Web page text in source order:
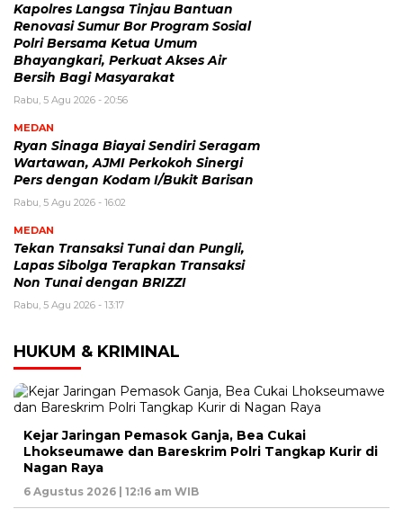
Kapolres Langsa Tinjau Bantuan
Renovasi Sumur Bor Program Sosial
Polri Bersama Ketua Umum
Bhayangkari, Perkuat Akses Air
Bersih Bagi Masyarakat
Rabu, 5 Agu 2026 - 20:56
MEDAN
Ryan Sinaga Biayai Sendiri Seragam
Wartawan, AJMI Perkokoh Sinergi
Pers dengan Kodam I/Bukit Barisan
Rabu, 5 Agu 2026 - 16:02
MEDAN
Tekan Transaksi Tunai dan Pungli,
Lapas Sibolga Terapkan Transaksi
Non Tunai dengan BRIZZI
Rabu, 5 Agu 2026 - 13:17
HUKUM & KRIMINAL
Kejar Jaringan Pemasok Ganja, Bea Cukai
Lhokseumawe dan Bareskrim Polri Tangkap Kurir di
Nagan Raya
6 Agustus 2026 | 12:16 am WIB